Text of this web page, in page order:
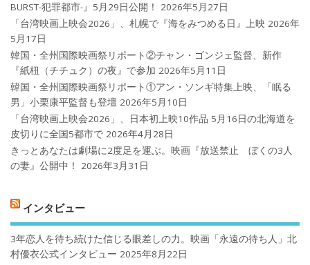
BURST-犯罪都市-』5月29日公開！
2026年5月27日
「台湾映画上映会2026」、札幌で『海をみつめる日』上映 2026年
5月17日
韓国・全州国際映画祭リポート②チャン・ゴンジェ監督、新作
『紙杻（チチュク）の夜』で参加 2026年5月11日
韓国・全州国際映画祭リポート①アン・ソンギ特集上映、「眠る
男」小栗康平監督も登壇 2026年5月10日
「台湾映画上映会2026」、日本初上映10作品 5月16日の北海道を
皮切りに全国5都市で 2026年4月28日
きっとあなたは劇場に2度足を運ぶ。映画『放送禁止 ぼくの3人
の妻』公開中！
2026年3月31日
インタビュー
3年恋人を待ち続けた信じる眼差しの力。映画「永遠の待ち人」北
村優衣公式インタビュー 2025年8月22日